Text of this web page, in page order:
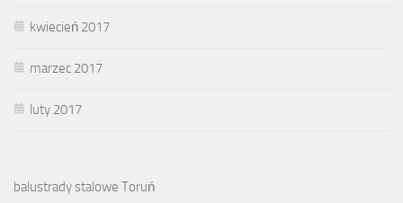
kwiecień 2017
marzec 2017
luty 2017
balustrady stalowe Toruń